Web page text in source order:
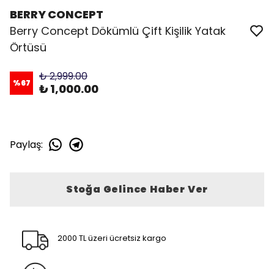
BERRY CONCEPT
Berry Concept Dökümlü Çift Kişilik Yatak
Örtüsü
%67 ₺ 2,999.00
₺ 1,000.00
Paylaş:
Stoğa Gelince Haber Ver
2000 TL üzeri ücretsiz kargo